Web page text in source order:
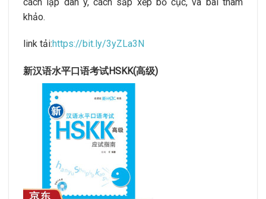
khảo.
link tải:https://bit.ly/3yZLa3N
新汉语水平口语考试HSKK(高级)